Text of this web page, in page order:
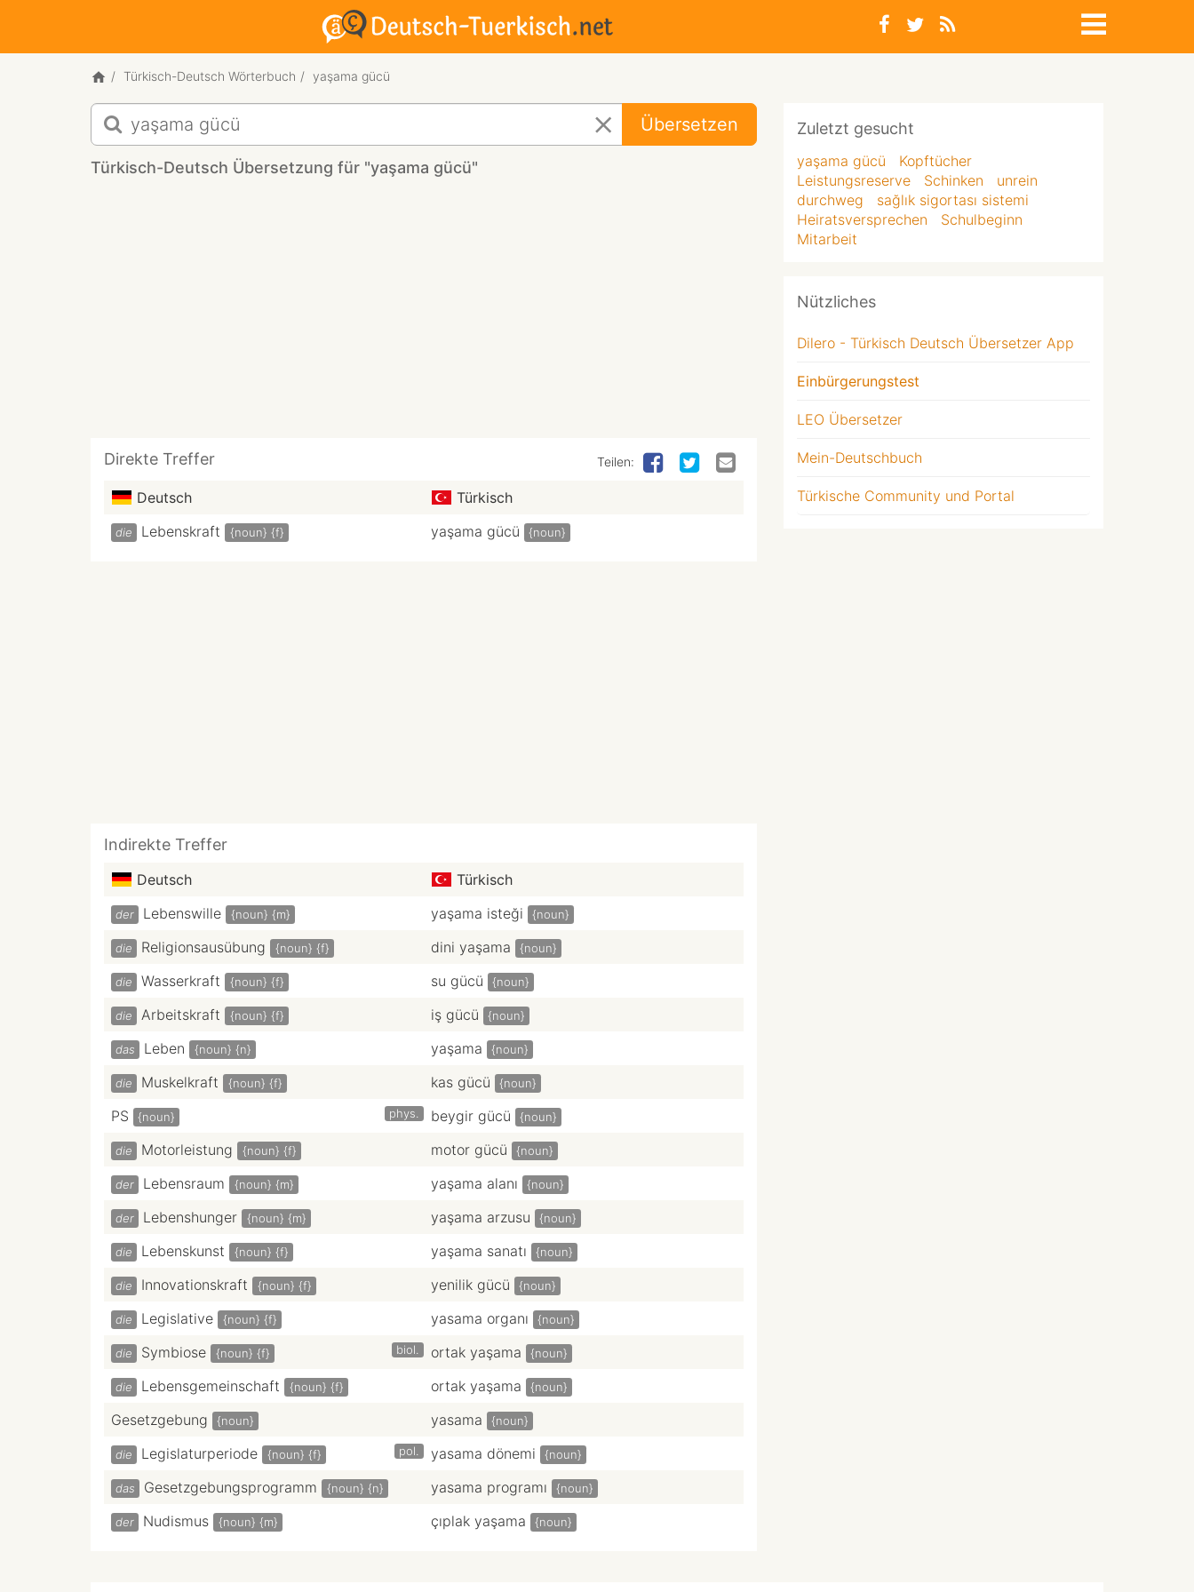
Türkisch-Deutsch Wörterbuch yaşama gücü
Türkisch-
Deutsch
Übersetzung
für
Übersetzen
Türkisch-Deutsch Übersetzung für "yaşama gücü"
Direkte Treffer Teilen:
Deutsch Türkisch
die Lebenskraft {noun} {f} yaşama gücü {noun}
Indirekte Treffer
Deutsch Türkisch
der Lebenswille {noun} {m} yaşama isteği {noun}
die Religionsausübung {noun} {f} dini yaşama {noun}
die Wasserkraft {noun} {f} su gücü {noun}
die Arbeitskraft {noun} {f} iş gücü {noun}
das Leben {noun} {n} yaşama {noun}
die Muskelkraft {noun} {f} kas gücü {noun}
PS {noun} phys. beygir gücü {noun}
die Motorleistung {noun} {f} motor gücü {noun}
der Lebensraum {noun} {m} yaşama alanı {noun}
der Lebenshunger {noun} {m} yaşama arzusu {noun}
die Lebenskunst {noun} {f} yaşama sanatı {noun}
die Innovationskraft {noun} {f} yenilik gücü {noun}
die Legislative {noun} {f} yasama organı {noun}
die Symbiose {noun} {f} biol. ortak yaşama {noun}
die Lebensgemeinschaft {noun} {f} ortak yaşama {noun}
Gesetzgebung {noun} yasama {noun}
die Legislaturperiode {noun} {f} pol. yasama dönemi {noun}
das Gesetzgebungsprogramm {noun} {n} yasama programı {noun}
der Nudismus {noun} {m} çıplak yaşama {noun}
Zuletzt gesucht
yaşama gücü
Kopftücher
Leistungsreserve
Schinken
unrein
durchweg
sağlık sigortası sistemi
Heiratsversprechen
Schulbeginn
Mitarbeit
Nützliches
Dilero - Türkisch Deutsch Übersetzer App
Einbürgerungstest
LEO Übersetzer
Mein-Deutschbuch
Türkische Community und Portal